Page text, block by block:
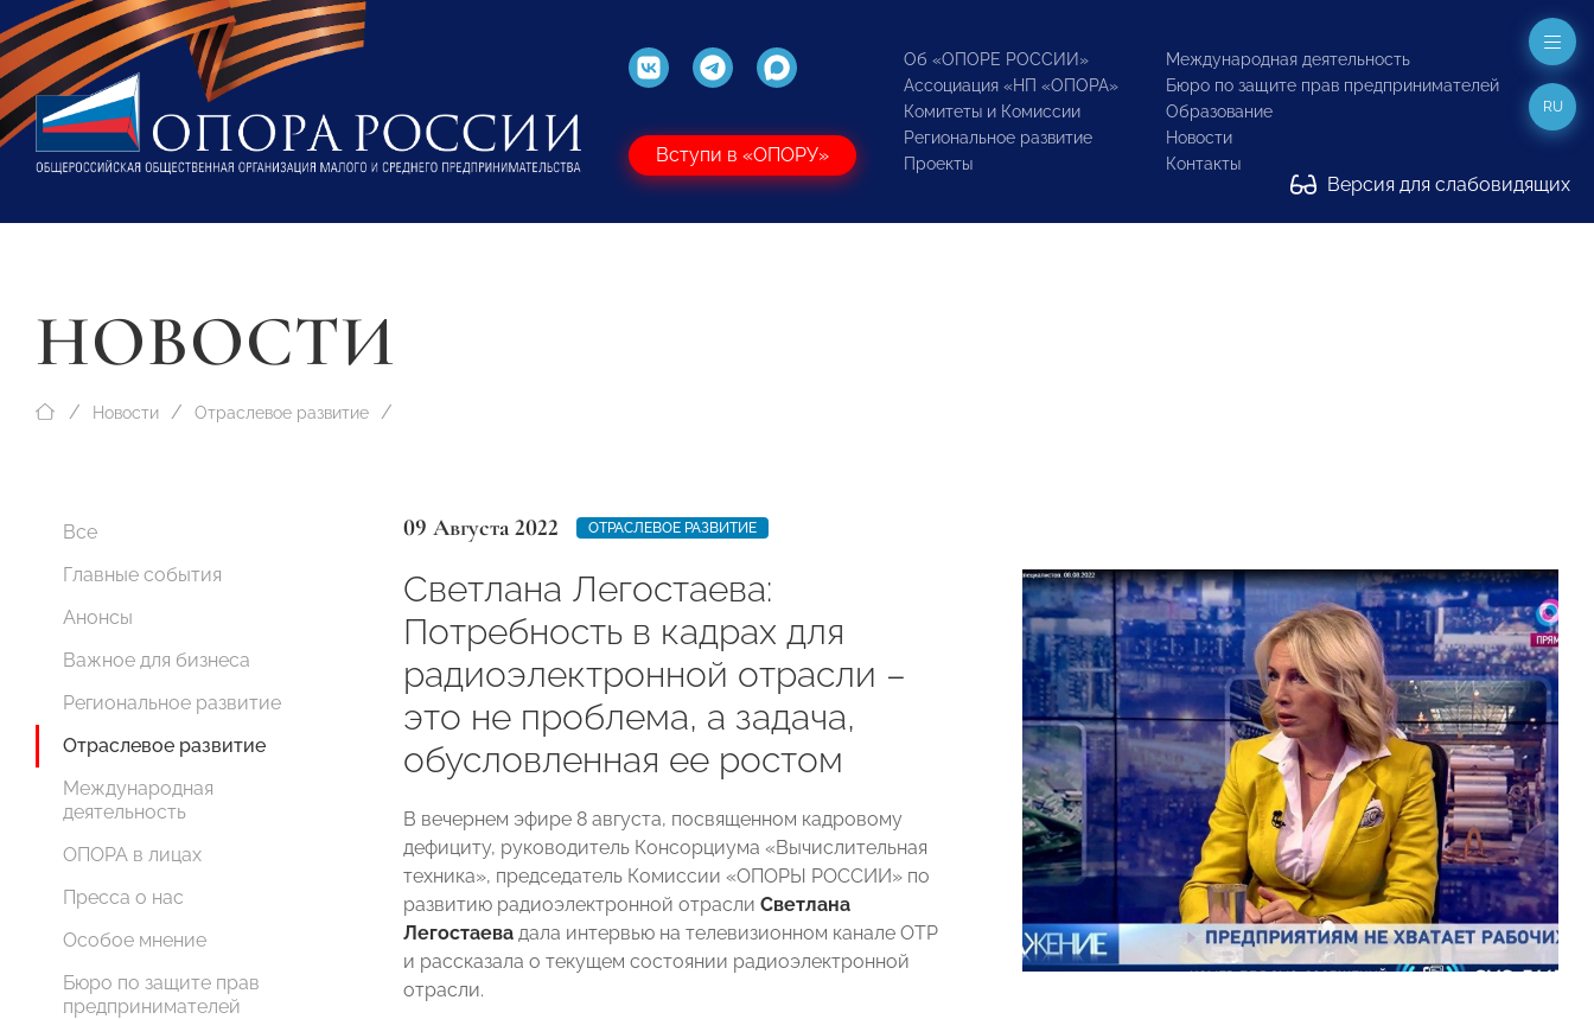
Вступи в «ОПОРУ»
Об «ОПОРЕ РОССИИ»
Ассоциация «НП «ОПОРА»
Комитеты и Комиссии
Региональное развитие
Проекты
Международная деятельность
Бюро по защите прав предпринимателей
Образование
Новости
Контакты
Версия для слабовидящих
RU
НОВОСТИ
Новости Отраслевое развитие
Все
Главные события
Анонсы
Важное для бизнеса
Региональное развитие
Отраслевое развитие
Международная
деятельность
ОПОРА в лицах
Пресса о нас
Особое мнение
Бюро по защите прав
предпринимателей
09 Августа 2022 ОТРАСЛЕВОЕ РАЗВИТИЕ
Светлана Легостаева:
Потребность в кадрах для
радиоэлектронной отрасли –
это не проблема, а задача,
обусловленная ее ростом
В вечернем эфире 8 августа, посвященном кадровому
дефициту, руководитель Консорциума «Вычислительная
техника», председатель Комиссии «ОПОРЫ РОССИИ» по
развитию радиоэлектронной отрасли Светлана
Легостаева дала интервью на телевизионном канале ОТР
и рассказала о текущем состоянии радиоэлектронной
отрасли.